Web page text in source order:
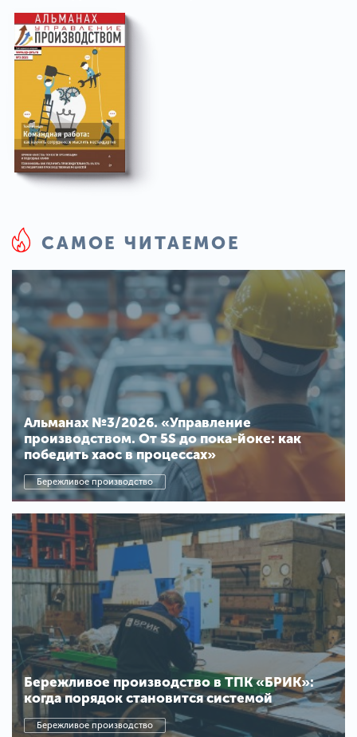
САМОЕ ЧИТАЕМОЕ
Альманах №3/2026. «Управление
производством. От 5S до пока-йоке: как
победить хаос в процессах»
Бережливое производство
Бережливое производство в ТПК «БРИК»:
когда порядок становится системой
Бережливое производство